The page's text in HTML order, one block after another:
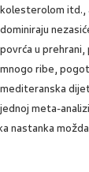
kolesterolom itd.,
dominiraju
povrća u
mnogo ribe,
mediteranska
jednoj meta-
nastanka